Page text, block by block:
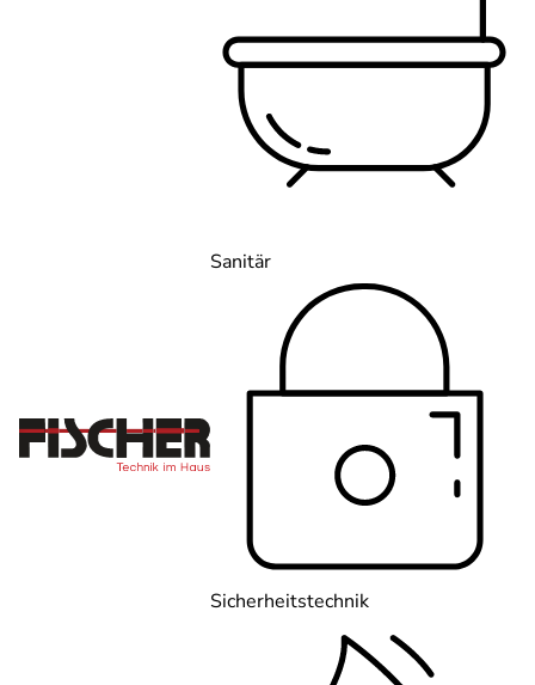
Sanitär
Sicherheitstechnik